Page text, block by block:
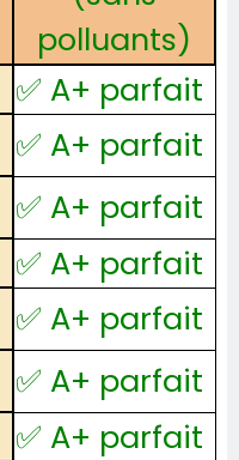
polluants)
✅ A+ parfait
✅ A+ parfait
✅ A+ parfait
✅ A+ parfait
✅ A+ parfait
✅ A+ parfait
✅ A+ parfait